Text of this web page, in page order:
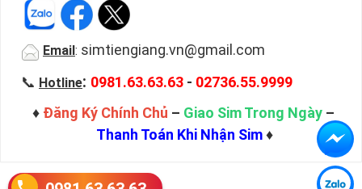
Email : simtiengiang.vn@gmail.com
📞 Hotline: 0981.63.63.63 - 02736.55.9999
♦ Đăng Ký Chính Chủ – Giao Sim Trong Ngày –
Thanh Toán Khi Nhận Sim♦